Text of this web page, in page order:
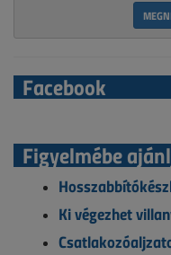
Facebook
Figyelmébe
Ki végezhet